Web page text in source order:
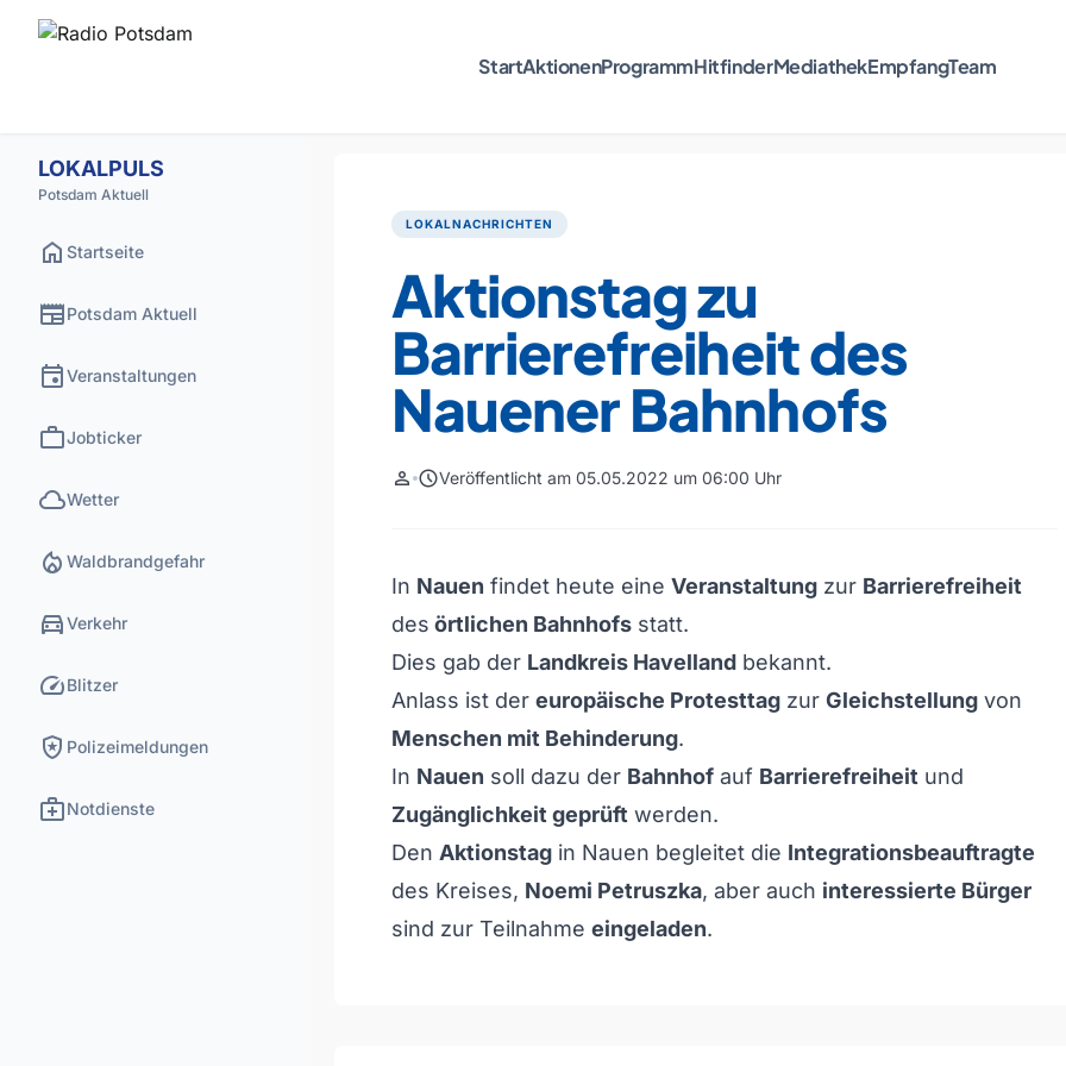
StartAktionenProgrammHitfinderMediathekEmpfangTeam
LOKALPULS
Potsdam Aktuell
home Startseite
newspaperPotsdam Aktuell
eventVeranstaltungen
workJobticker
cloudWetter
local_fire_department Waldbrandgefahr
directions_carVerkehr
speedBlitzer
local_police Polizeimeldungen
medical_servicesNotdienste
LOKALNACHRICHTEN
Aktionstag zu
Barrierefreiheit des
Nauener Bahnhofs
person scheduleVeröffentlicht am 05.05.2022 um 06:00 Uhr
In Nauen findet heute eine Veranstaltung zur Barrierefreiheit
des örtlichen Bahnhofs statt.
Dies gab der Landkreis Havelland bekannt.
Anlass ist der europäische Protesttag zur Gleichstellung von
Menschen mit Behinderung.
In Nauen soll dazu der Bahnhof auf Barrierefreiheit und
Zugänglichkeit geprüft werden.
Den Aktionstag in Nauen begleitet die Integrationsbeauftragte
des Kreises, Noemi Petruszka, aber auch interessierte Bürger
sind zur Teilnahme eingeladen.